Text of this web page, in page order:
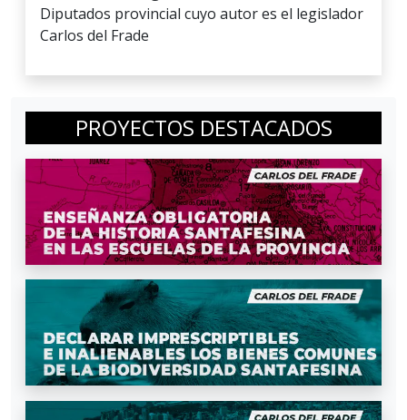
Diputados provincial cuyo autor es el legislador
Carlos del Frade
PROYECTOS DESTACADOS